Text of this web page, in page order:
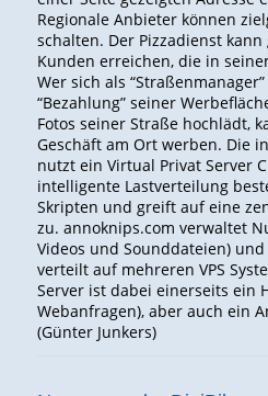
Regionale Anbieter können
schalten. Der Pizzadienst
Kunden erreichen, die in
Wer sich als
“Bezahlung” seiner
Fotos seiner Straße hochlädt,
Geschäft am Ort werben. Die
nutzt ein Virtual Privat Server
intelligente Lastverteilung
Skripten und greift auf eine
zu. annoknips.com verwaltet
Videos und Sounddateien)
verteilt auf mehreren VPS
Server ist dabei einerseits ein
Webanfragen), aber auch ein
(Günter Junkers)